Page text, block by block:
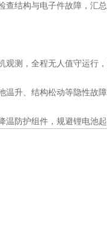
结构与电子件故障，汇
测，全程无人值守运行
升、结构松动等隐性故障
防护组件，规避锂电池起